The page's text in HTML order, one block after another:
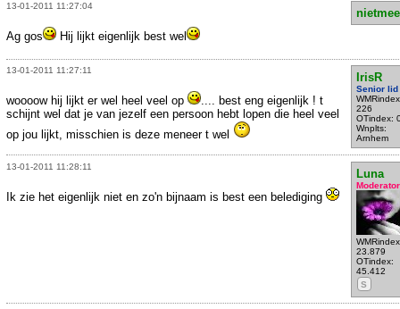
13-01-2011 11:27:04
Ag gos
Hij lijkt eigenlijk best wel
13-01-2011 11:27:11
IrisR
Senior lid
226
OTindex:
Wnplts:
Arnhem
woooow hij lijkt er wel heel veel op
.... best eng eigenlijk ! t
schijnt wel dat je van jezelf een persoon hebt lopen die heel veel
op jou lijkt, misschien is deze meneer t wel
13-01-2011 11:28:11
Luna
Moderator
23.879
OTindex:
45.412
S
Ik zie het eigenlijk niet en zo'n bijnaam is best een belediging